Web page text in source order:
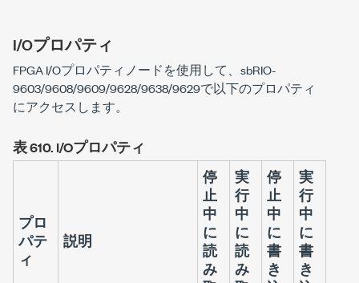
I/Oプロパティ
FPGA I/Oプロパティノードを使用して、sbRIO-
9603/9608/9609/9628/9638/9629で以下のプロパティ
にアクセスします。
表 610. I/Oプロパティ
プロ
パテ
ィ
説明
停
止
中
に
読
み
実
行
中
に
読
み
停
止
中
に
書
き
実
行
中
に
書
き